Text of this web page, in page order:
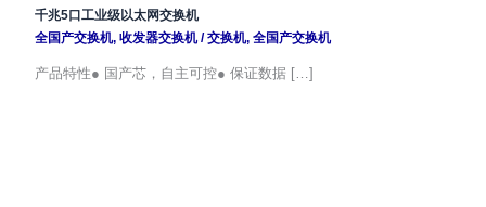
千兆5口工业级以太网交换机
全国产交换机, 收发器交换机/交换机, 全国产交换机
产品特性● 国产芯，自主可控● 保证数据 […]